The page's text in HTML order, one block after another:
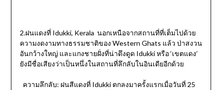
2.ฝนแดงที่ Idukki, Kerala นอกเหนือจากสถานที่ที่เต็มไปด้วย
ความงดงามทางธรรมชาติของ Western Ghats แล้ว ป่าสงวน
อันกว้างใหญ่ และแกงชายฝั่งที่น่าดึงดูด Idukki หรือ ‘เขตแดง’
ยังมีชื่อเสียงว่าเป็นหนึ่งในสถานที่ลึกลับในอินเดียอีกด้วย
ความลึกลับ: ฝนสีแดงที่ Idukki ตกลงมาครั้งแรกเมื่อวันที่ 25